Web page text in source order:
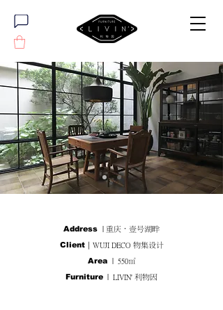
Address | 重庆·壹号湖畔
Client｜ WUJI DECO 物集设计
Area | 550㎡
Furniture | LIVIN' 利物因